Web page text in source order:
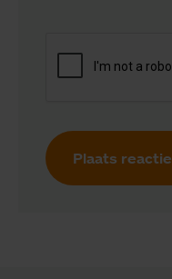
Plaats reactie